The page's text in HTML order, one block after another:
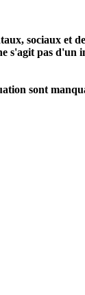
sociaux et
s'agit pas
sont